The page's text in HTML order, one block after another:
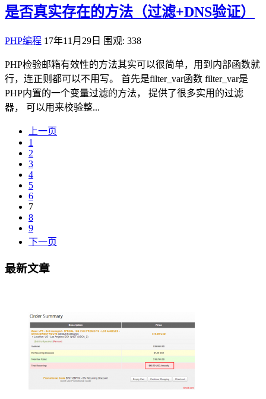
是否真实存在的方法（过滤+DNS验证）
PHP编程 17年11月29日 围观: 338
PHP检验邮箱有效性的方法其实可以很简单，用到内部函数就
行，连正则都可以不用写。 首先是filter_var函数 filter_var是
PHP内置的一个变量过滤的方法， 提供了很多实用的过滤
器， 可以用来校验整...
上一页
1
2
3
4
5
6
7
8
9
下一页
最新文章